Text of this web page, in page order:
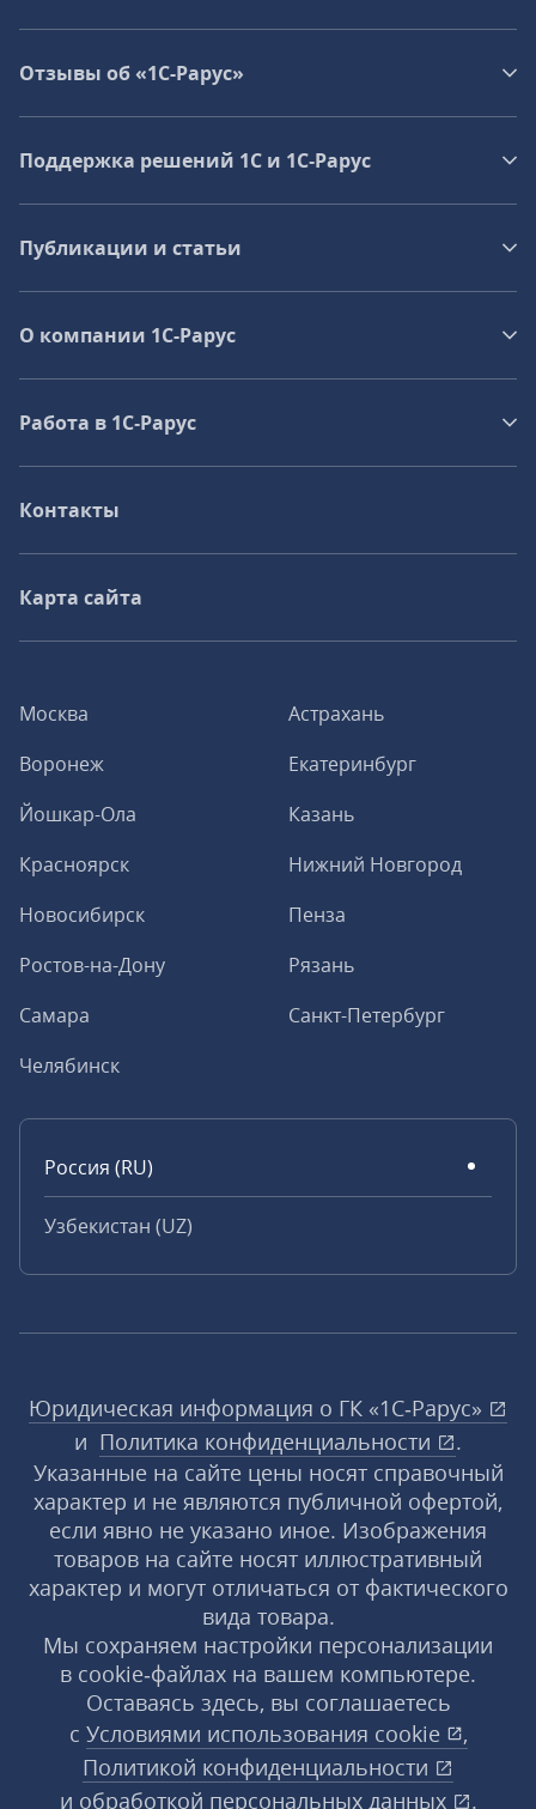
Москва
Астрахань
Воронеж
Екатеринбург
Йошкар-Ола
Казань
Красноярск
Нижний Новгород
Новосибирск
Пенза
Ростов-на-Дону
Рязань
Самара
Санкт-Петербург
Челябинск
Россия (RU)
Узбекистан (UZ)
Отзывы об «1С-Рарус»
Поддержка решений 1С и 1С‑Рарус
Публикации и статьи
О компании 1C-Рарус
Работа в 1С‑Рарус
Контакты
Карта сайта
Юридическая информация о ГК «1С‑Рарус»
и Политика конфиденциальности
.
Указанные на сайте цены носят справочный
характер и не являются публичной офертой,
если явно не указано иное. Изображения
товаров на сайте носят иллюстративный
характер и могут отличаться от фактического
вида товара.
Мы сохраняем настройки персонализации
в cookie‑файлах на вашем компьютере.
Оставаясь здесь, вы соглашаетесь
с Условиями использования cookie
,
Политикой конфиденциальности
и обработкой персональных данных .